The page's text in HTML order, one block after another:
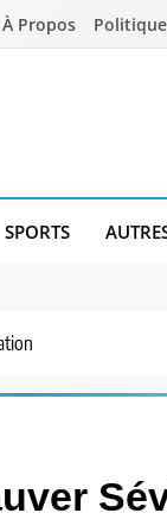
À Propos
SPORTS